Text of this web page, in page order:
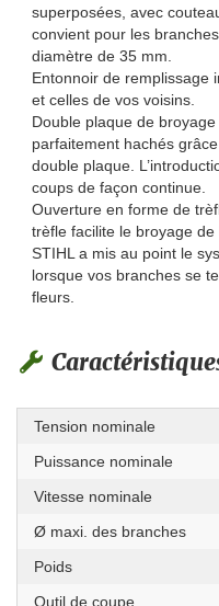
superposées, avec
convient pour les
diamètre de 35 mm.
Entonnoir de remplissage
et celles de vos voisins.
Double plaque de
parfaitement hachés
double plaque.
coups de façon continue.
Ouverture en forme de
trèfle facilite le broyage
STIHL a mis au point le
lorsque vos branches se
fleurs.
Tension nominale
Puissance nominale
Vitesse nominale
Ø maxi. des branches
Poids
Outil de coupe